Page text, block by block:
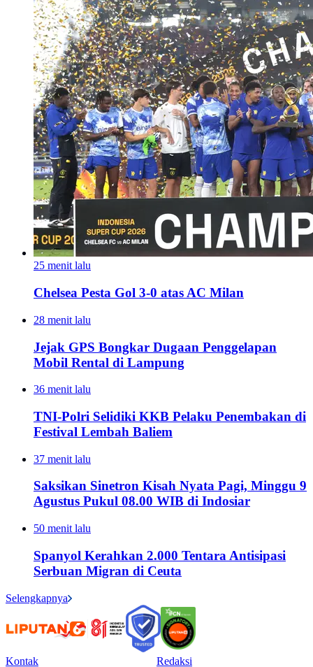
25 menit lalu
Chelsea Pesta Gol 3-0 atas AC Milan
28 menit lalu
Jejak GPS Bongkar Dugaan Penggelapan
Mobil Rental di Lampung
36 menit lalu
TNI-Polri Selidiki KKB Pelaku Penembakan di
Festival Lembah Baliem
37 menit lalu
Saksikan Sinetron Kisah Nyata Pagi, Minggu 9
Agustus Pukul 08.00 WIB di Indosiar
50 menit lalu
Spanyol Kerahkan 2.000 Tentara Antisipasi
Serbuan Migran di Ceuta
Selengkapnya
Kontak Redaksi